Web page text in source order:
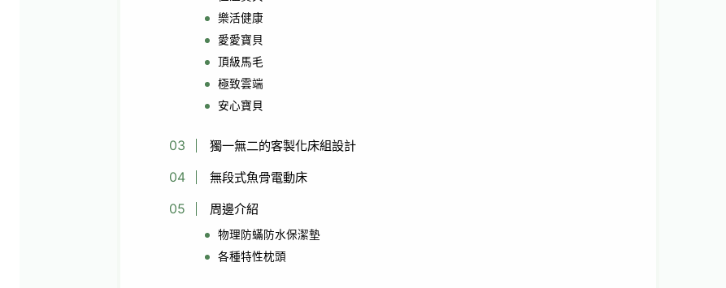
樂活健康
愛愛寶貝
頂級馬毛
極致雲端
安心寶貝
獨一無二的客製化床組設計
無段式魚骨電動床
周邊介紹
物理防蟎防水保潔墊
各種特性枕頭